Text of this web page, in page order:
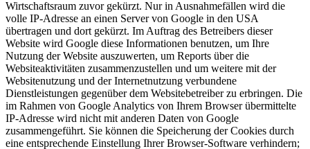
Wirtschaftsraum zuvor gekürzt. Nur in Ausnahmefällen wird die
volle IP-Adresse an einen Server von Google in den USA
übertragen und dort gekürzt. Im Auftrag des Betreibers dieser
Website wird Google diese Informationen benutzen, um Ihre
Nutzung der Website auszuwerten, um Reports über die
Websiteaktivitäten zusammenzustellen und um weitere mit der
Websitenutzung und der Internetnutzung verbundene
Dienstleistungen gegenüber dem Websitebetreiber zu erbringen. Die
im Rahmen von Google Analytics von Ihrem Browser übermittelte
IP-Adresse wird nicht mit anderen Daten von Google
zusammengeführt. Sie können die Speicherung der Cookies durch
eine entsprechende Einstellung Ihrer Browser-Software verhindern;